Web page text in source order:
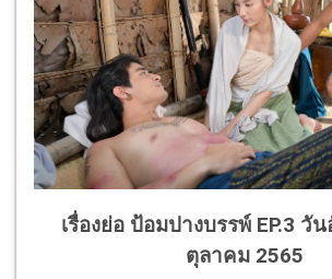
เรื่องย่อ ป้อมปางบรรพ์ EP.3 วั
ตุลาคม 2565